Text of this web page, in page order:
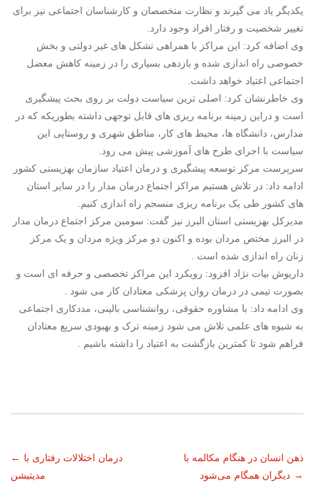
یکدیگر یاد می گیرند و نظارت متخصصان و کارشناسان اجتماعی نیز برای
تغییر شخصیت و رفتار افراد وجود دارد.
وی اضافه کرد: این مراکز با همراهی تشکل های غیر دولتی و بخش
خصوصی راه اندازی شده و بازدهی بسیاری را در زمینه کاهش معضل
اجتماعی اعتیاد خواهد داشت.
وی خاطرنشان کرد: اصلی ترین سیاست دولت بر روی بحث پیشگیری
است و دراین زمینه برنامه ریزی های قابل توجهی داشته بطوریکه که در
مدارس، دانشگاه ها، محیط های کار، مناطق شهری و روستایی این
سیاست با اجرای طرح های آموزشی پیش می رود.
سرپرست مرکز توسعه پیشگیری و درمان اعتیاد سازمان بهزیستی کشور
ادامه داد: در تلاش هستیم مراکز اجتماع درمان مدار را در سایر استان
های کشور طی یک برنامه ریزی منسجم راه اندازی کنیم.
مدیرکل بهزیستی استان البرز نیز گفت: سومین مرکز اجتماع درمان مدار
در البرز مختص مردان بوده و اکنون دو مرکز ویژه مردان و یک مرکز
زنان راه اندازی شده است .
داریوش بیات نژاد افزود: رویکرد این مراکز تخصصی و حرفه ای است و
بصورت تیمی در درمان روان پزشکی معتادان کار می شود .
وی ادامه داد: با مشاوره حقوقی، روانشناسی بالینی، مددکاری اجتماعی
به شیوه های علمی تلاش می شود زمینه ترک و بهبودی سریع معتادان
فراهم شود تا کمترین بازگشت به اعتیاد را داشته باشیم .
ناوبری
← درمان اختلالات رفتاری با
مدیتیشن
ذهن انسان در هنگام مکالمه با
دیگران همگام می‌شود →